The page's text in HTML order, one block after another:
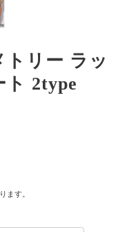
リー ラッ
ト 2type
ます。